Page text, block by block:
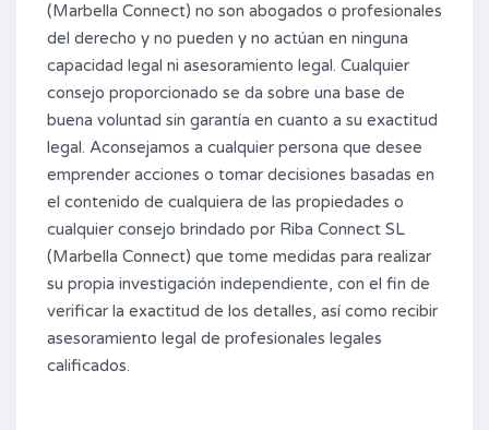
(Marbella Connect) no son abogados o profesionales
del derecho y no pueden y no actúan en ninguna
capacidad legal ni asesoramiento legal. Cualquier
consejo proporcionado se da sobre una base de
buena voluntad sin garantía en cuanto a su exactitud
legal. Aconsejamos a cualquier persona que desee
emprender acciones o tomar decisiones basadas en
el contenido de cualquiera de las propiedades o
cualquier consejo brindado por Riba Connect SL
(Marbella Connect) que tome medidas para realizar
su propia investigación independiente, con el fin de
verificar la exactitud de los detalles, así como recibir
asesoramiento legal de profesionales legales
calificados.